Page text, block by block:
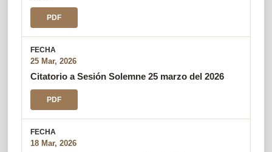
PDF
25 Mar, 2026
Citatorio a Sesión Solemne 25 marzo del 2026
PDF
18 Mar, 2026